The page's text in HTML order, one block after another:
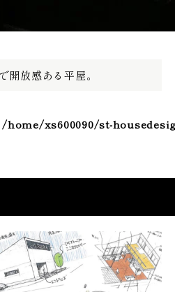
開放感ある平屋。
/home/xs600090/st-